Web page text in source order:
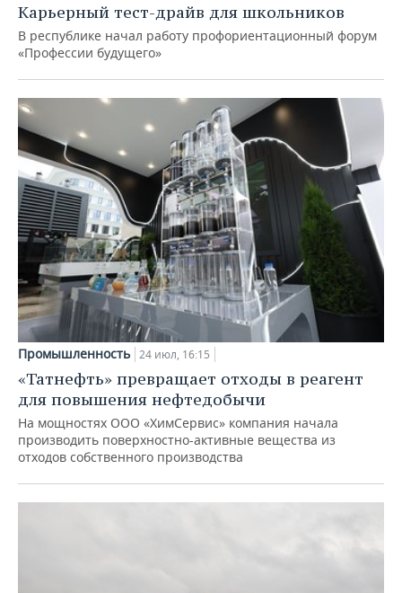
Карьерный тест-драйв для школьников
В республике начал работу профориентационный форум
«Профессии будущего»
Промышленность 24 июл, 16:15
«Татнефть» превращает отходы в реагент
для повышения нефтедобычи
На мощностях ООО «ХимСервис» компания начала
производить поверхностно-активные вещества из
отходов собственного производства